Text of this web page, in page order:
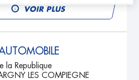
VOIR PLUS
la Republique
LES COMPIEGNE